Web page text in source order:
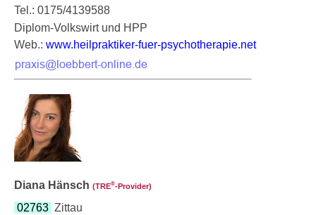
Tel.: 0175/4139588
Diplom-Volkswirt und HPP
Web.: www.heilpraktiker-fuer-psychotherapie.net
Diana Hänsch (TRE®‑Provider)
02763 Zittau